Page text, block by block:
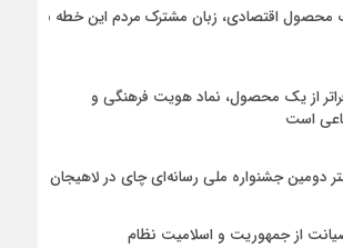
محصول اقتصادی، زبان مشترک مردم این خطه با
از یک محصول، نماد هویت فرهنگی و
است
دومین جشنواره ملی رسانه‌ای چای در لاهیجان
از جمهوریت و اسلامیت نظام